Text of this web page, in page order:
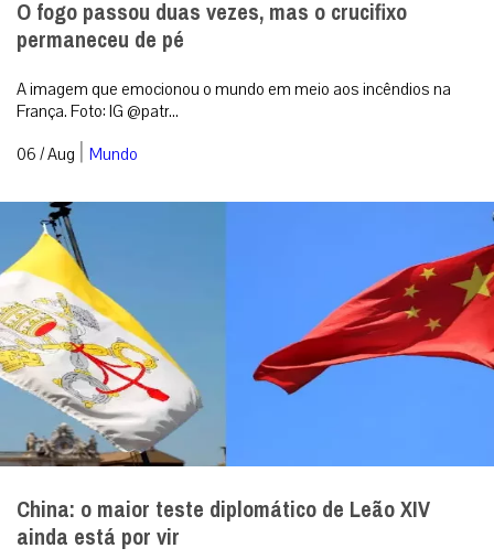
O fogo passou duas vezes, mas o crucifixo
permaneceu de pé
A imagem que emocionou o mundo em meio aos incêndios na
França. Foto: IG @patr...
06 / Aug | Mundo
China: o maior teste diplomático de Leão XIV
ainda está por vir